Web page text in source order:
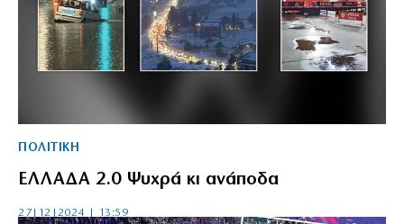
ΠΟΛΙΤΙΚΗ
ΕΛΛΑ∆Α 2.0 Ψυχρά κι ανάποδα
27|12|2024 | 13:59